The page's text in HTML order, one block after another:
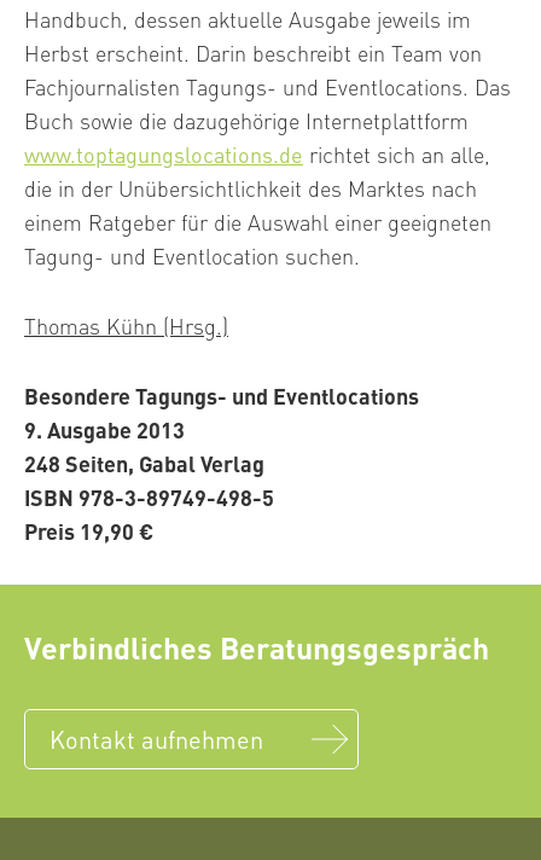
Handbuch, dessen aktuelle Ausgabe jeweils im
Herbst erscheint. Darin beschreibt ein Team von
Fachjournalisten Tagungs- und Eventlocations. Das
Buch sowie die dazugehörige Internetplattform
www.toptagungslocations.de richtet sich an alle,
die in der Unübersichtlichkeit des Marktes nach
einem Ratgeber für die Auswahl einer geeigneten
Tagung- und Eventlocation suchen.
Thomas Kühn (Hrsg.)
Besondere Tagungs- und Eventlocations
9. Ausgabe 2013
248 Seiten, Gabal Verlag
ISBN 978-3-89749-498-5
Preis 19,90 €
Verbindliches Beratungsgespräch
Kontakt aufnehmen